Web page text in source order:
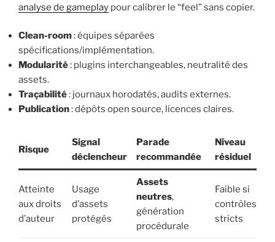
analyse de gameplay pour calibrer le “feel” sans copier.
Clean-room: équipes séparées
spécifications/implémentation.
Modularité: plugins interchangeables, neutralité des
assets.
Traçabilité: journaux horodatés, audits externes.
Publication: dépôts open source, licences claires.
Risque
Signal
déclencheur
Parade
recommandée
Niveau
résiduel
Atteinte
aux droits
d’auteur
Usage
d’assets
protégés
Assets
neutres,
génération
procédurale
Faible si
contrôles
stricts